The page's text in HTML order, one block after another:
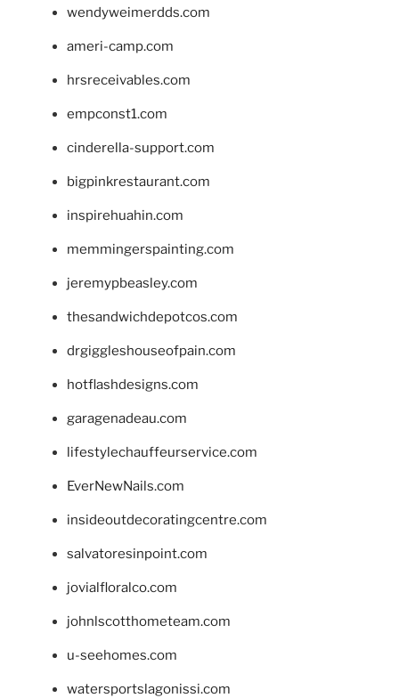
wendyweimerdds.com
ameri-camp.com
hrsreceivables.com
empconst1.com
cinderella-support.com
bigpinkrestaurant.com
inspirehuahin.com
memmingerspainting.com
jeremypbeasley.com
thesandwichdepotcos.com
drgiggleshouseofpain.com
hotflashdesigns.com
garagenadeau.com
lifestylechauffeurservice.com
EverNewNails.com
insideoutdecoratingcentre.com
salvatoresinpoint.com
jovialfloralco.com
johnlscotthometeam.com
u-seehomes.com
watersportslagonissi.com